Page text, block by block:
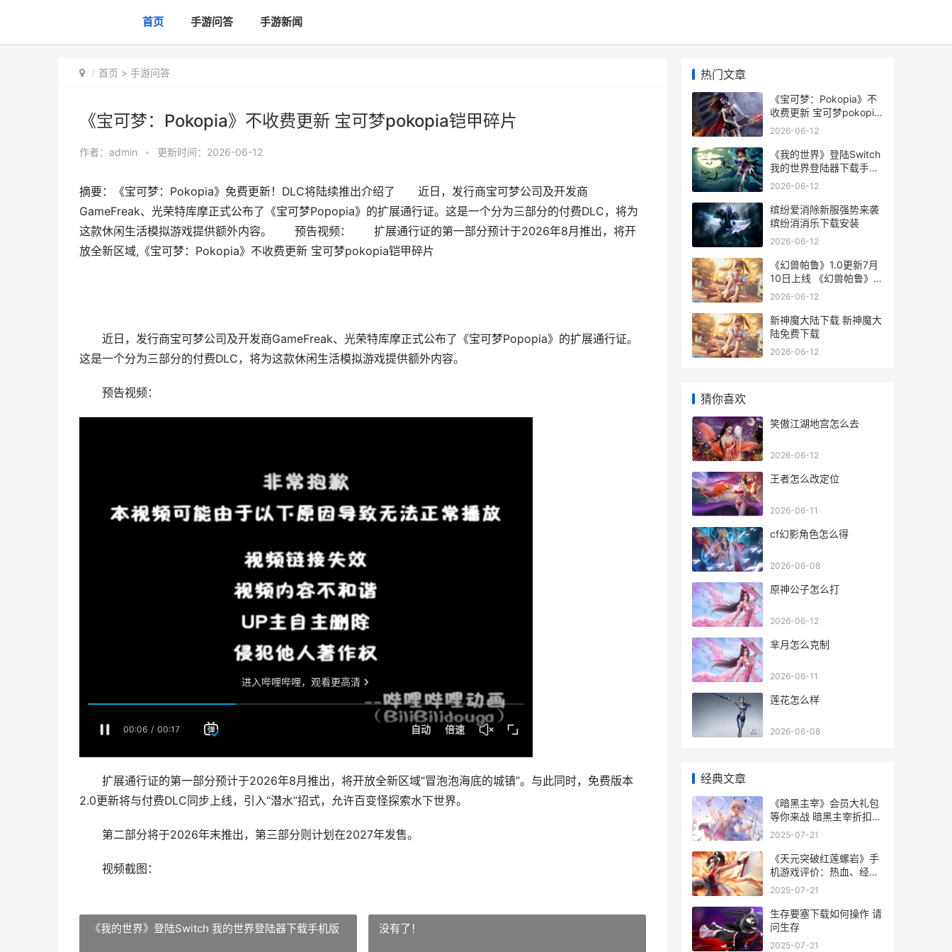
首页 手游问答 手游新闻
首页 > 手游问答
《宝可梦：Pokopia》不收费更新 宝可梦pokopia铠甲碎片
作者： admin • 更新时间：2026-06-12
摘要：《宝可梦：Pokopia》免费更新！DLC将陆续推出介绍了 近日，发行商宝可梦公司及开发商
GameFreak、光荣特库摩正式公布了《宝可梦Popopia》的扩展通行证。这是一个分为三部分的付费DLC，将为
这款休闲生活模拟游戏提供额外内容。 预告视频： 扩展通行证的第一部分预计于2026年8月推出，将开
放全新区域,《宝可梦：Pokopia》不收费更新 宝可梦pokopia铠甲碎片
近日，发行商宝可梦公司及开发商GameFreak、光荣特库摩正式公布了《宝可梦Popopia》的扩展通行证。
这是一个分为三部分的付费DLC，将为这款休闲生活模拟游戏提供额外内容。
预告视频：
扩展通行证的第一部分预计于2026年8月推出，将开放全新区域“冒泡泡海底的城镇”。与此同时，免费版本
2.0更新将与付费DLC同步上线，引入“潜水”招式，允许百变怪探索水下世界。
第二部分将于2026年末推出，第三部分则计划在2027年发售。
视频截图：
《我的世界》登陆Switch 我的世界登陆器下载手机版 没有了！
热门文章
《宝可梦：Pokopia》不
收费更新 宝可梦pokopia
铠甲碎片
2026-06-12
《我的世界》登陆Switch
我的世界登陆器下载手机
版
2026-06-12
缤纷爱消除新服强势来袭
缤纷消消乐下载安装
2026-06-12
《幻兽帕鲁》1.0更新7月
10日上线 《幻兽帕鲁》下
载
2026-06-12
新神魔大陆下载 新神魔大
陆免费下载
2026-06-12
猜你喜欢
笑傲江湖地宫怎么去
2026-06-12
王者怎么改定位
2026-06-11
cf幻影角色怎么得
2026-06-08
原神公子怎么打
2026-06-12
芈月怎么克制
2026-06-11
莲花怎么样
2026-06-08
经典文章
《暗黑主宰》会员大礼包
等你来战 暗黑主宰折扣平
台
2025-07-21
《天元突破红莲螺岩》手
机游戏评价：热血、经典
和策略并存的钻头冒险 天
2025-07-21
生存要塞下载如何操作 请
问生存
2025-07-21